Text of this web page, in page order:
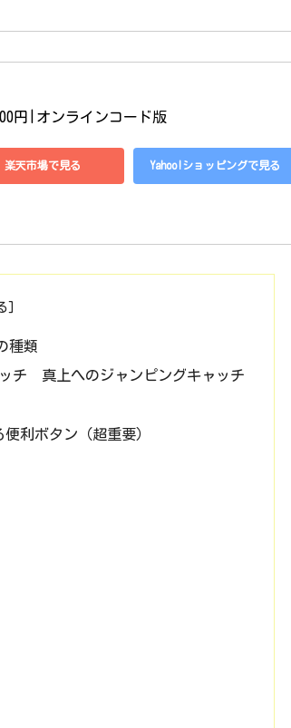
円|オンラインコード版
楽天市場で見る Yahoo!ショッピングで見る
種類
真上へのジャンピングキャッチ
利ボタン（超重要）